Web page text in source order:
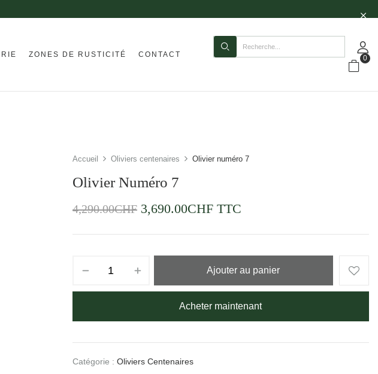
ZONES DE RUSTICITÉ CONTACT 0
Accueil Oliviers centenaires Olivier numéro 7
Olivier Numéro 7
4,290.00CHF 3,690.00CHFTTC
Ajouter au panier
Acheter maintenant
Catégorie : Oliviers Centenaires